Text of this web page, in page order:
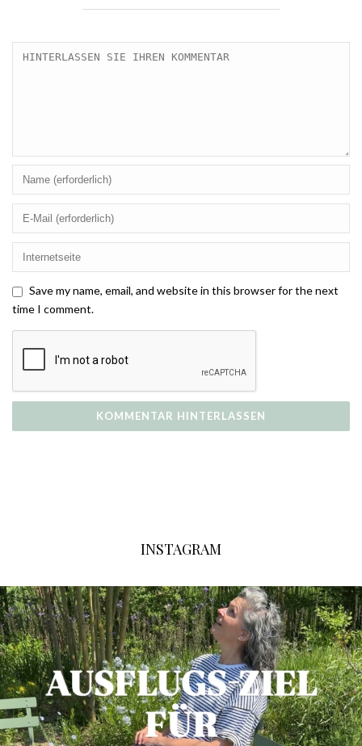
Save my name, email, and website in this browser for the next
time I comment.
INSTAGRAM